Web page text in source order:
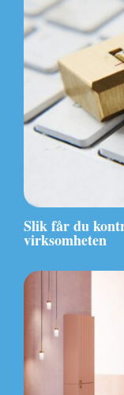
Slik får du
virksomheten